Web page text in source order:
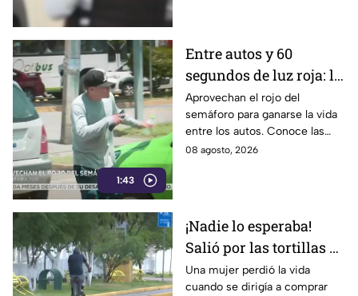
1:43
Entre autos y 60
segundos de luz roja: la
historia de quienes
trabajan en el semáforo
Aprovechan el rojo del
semáforo para ganarse la vida
entre los autos. Conoce las
historias, retos y la rutina
08 agosto, 2026
¡Nadie lo esperaba!
Salió por las tortillas y
nunca regresó tras
perder la v1da en el
Una mujer perdió la vida
cuando se dirigía a comprar